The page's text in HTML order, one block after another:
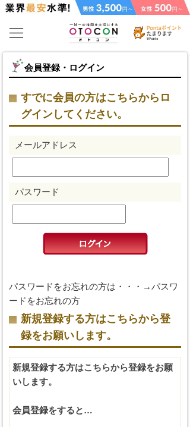
会員登録・ログイン
すでに会員の方はこちらからロ
グインしてください。
メールアドレス
パスワード
パスワードをお忘れの方は・・・→パスワ
ードをお忘れの方
新規登録する方はこちらから登
録をお願いします。
新規登録する方はこちらから登録をお願
いします。
会員登録をすると…